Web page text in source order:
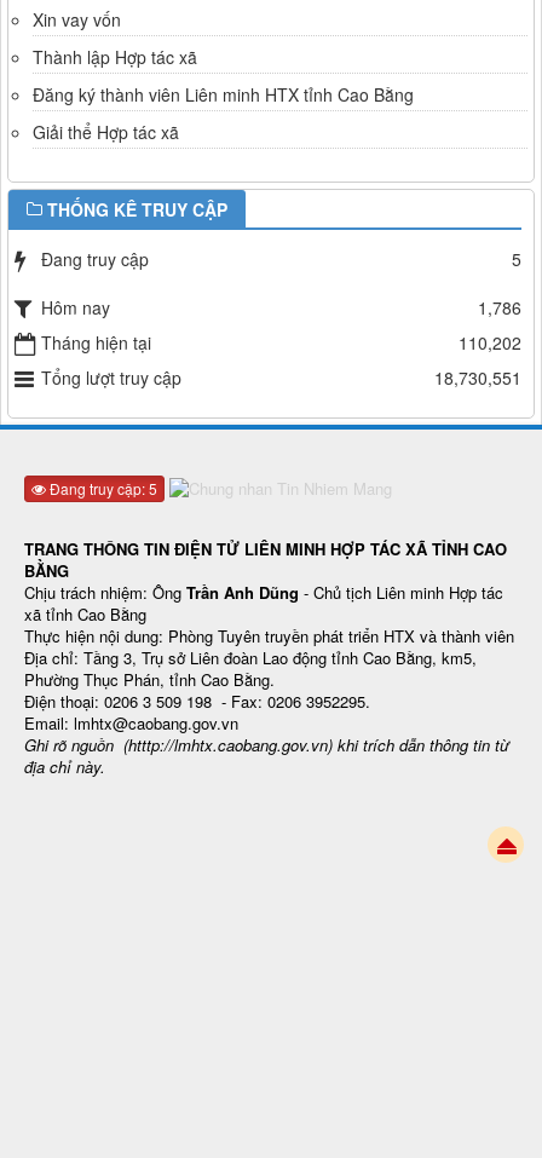
Xin vay vốn
Thành lập Hợp tác xã
Đăng ký thành viên Liên minh HTX tỉnh Cao Bằng
Giải thể Hợp tác xã
THỐNG KÊ TRUY CẬP
Đang truy cập
5
Hôm nay
1,786
Tháng hiện tại
110,202
Tổng lượt truy cập
18,730,551
Đang truy cập: 5
TRANG THÔNG TIN ĐIỆN TỬ LIÊN MINH HỢP TÁC XÃ TỈNH CAO
BẰNG
Chịu trách nhiệm: Ông Trần Anh Dũng - Chủ tịch Liên minh Hợp tác
xã tỉnh Cao Bằng
Thực hiện nội dung: Phòng Tuyên truyền phát triển HTX và thành viên
Địa chỉ: Tầng 3, Trụ sở Liên đoàn Lao động tỉnh Cao Bằng, km5,
Phường Thục Phán, tỉnh Cao Bằng.
Điện thoại: 0206 3 509 198 - Fax: 0206 3952295.
Email: lmhtx@caobang.gov.vn
Ghi rõ nguồn (htttp://lmhtx.caobang.gov.vn) khi trích dẫn thông tin từ
địa chỉ này.